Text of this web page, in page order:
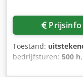
Prijsinfo
Toestand:
bedrijfsturen: 500 h
We hebben deze